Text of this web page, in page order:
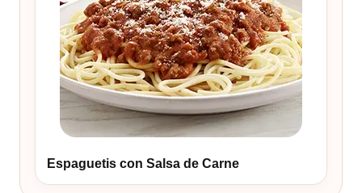
Espaguetis con Salsa de Carne